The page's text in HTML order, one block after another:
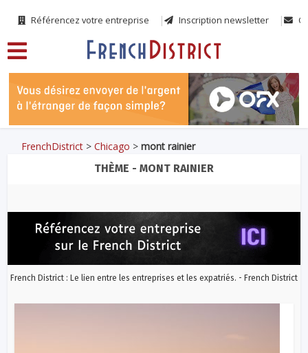
Référencez votre entreprise Inscription newsletter
FrenchDistrict >Chicago >mont rainier
THÈME - MONT RAINIER
French District : Le lien entre les entreprises et les expatriés. - French District